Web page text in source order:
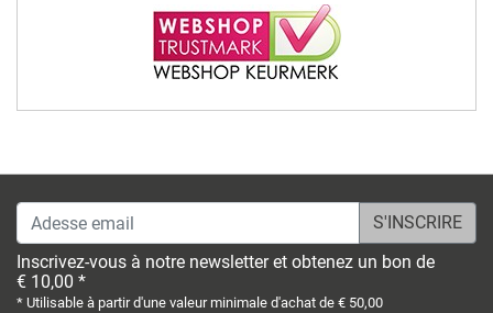
Adesse email
Inscrivez-vous à notre newsletter et obtenez un bon de
€ 10,00 *
* Utilisable à partir d'une valeur minimale d'achat de € 50,00